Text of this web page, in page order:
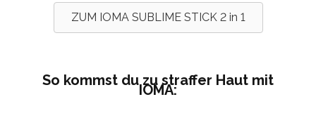
ZUM IOMA SUBLIME STICK 2 in 1
So kommst du zu straffer Haut mit
IOMA: